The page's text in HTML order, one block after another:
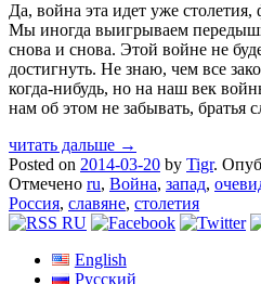
Да, война эта идет уже столетия,
Мы иногда выигрываем
снова и снова. Этой войне не
достигнуть. Не знаю, чем все
когда-нибудь, но на наш век
нам об этом не забывать, братья
читать дальше →
Posted on 2014-03-20 by Tigr.
Отмечено ru, Война, запад,
Россия, славяне, столетия
English
Русский